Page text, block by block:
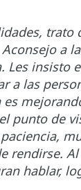
trato
a
Les insisto
a las
es
punto de
rendirse.
hablar,